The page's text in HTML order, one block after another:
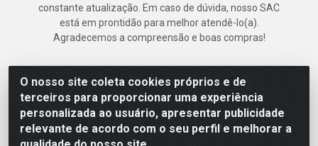
O nosso site coleta cookies próprios e de
terceiros para proporcionar uma experiência
personalizada ao usuário, apresentar publicidade
relevante de acordo com o seu perfil e melhorar a
constante atualização. Em caso de dúvida, nosso SAC
está em prontidão para melhor atendê-lo(a).
Agradecemos a compreensão e boas compras!
Deskontão Atacado - Av. Marechal Mascarenhas de Morais, 2471 -
Imbiribeira - Recife/PE - CEP 51.150-001 - CNPJ 24.150.377/0003-
57